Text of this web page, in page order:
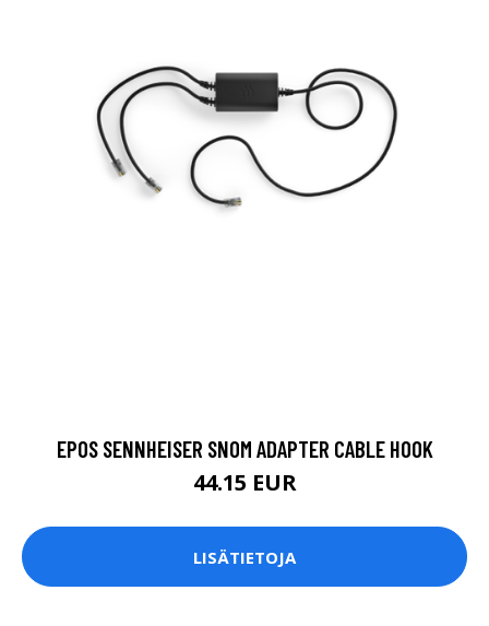
EPOS SENNHEISER SNOM ADAPTER CABLE HOOK
44.15 EUR
LISÄTIETOJA